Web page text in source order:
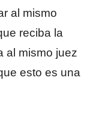
al mismo
reciba la
al mismo juez
esto es una